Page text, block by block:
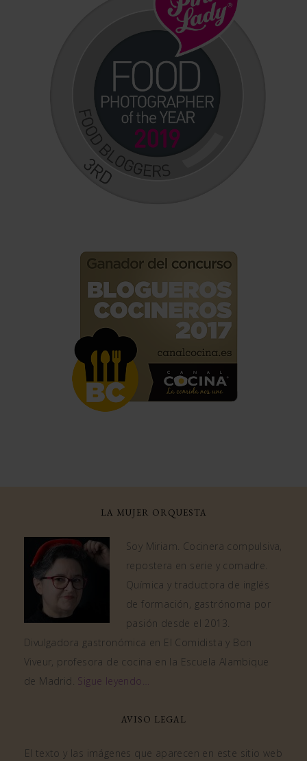
LA MUJER ORQUESTA
Soy Miriam. Cocinera compulsiva,
repostera en serie y comadre.
Química y traductora de inglés
de formación, gastrónoma por
pasión desde el 2013.
Divulgadora gastronómica en El Comidista y Bon
Viveur, profesora de cocina en la Escuela Alambique
de Madrid. Sigue leyendo…
AVISO LEGAL
El texto y las imágenes que aparecen en este sitio web